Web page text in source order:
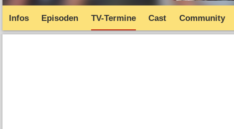
Infos Episoden TV-Termine Cast Community